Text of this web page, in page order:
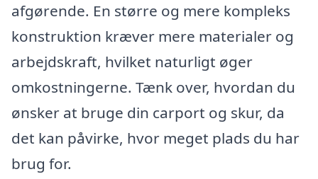
afgørende. En større og mere kompleks
konstruktion kræver mere materialer og
arbejdskraft, hvilket naturligt øger
omkostningerne. Tænk over, hvordan du
ønsker at bruge din carport og skur, da
det kan påvirke, hvor meget plads du har
brug for.